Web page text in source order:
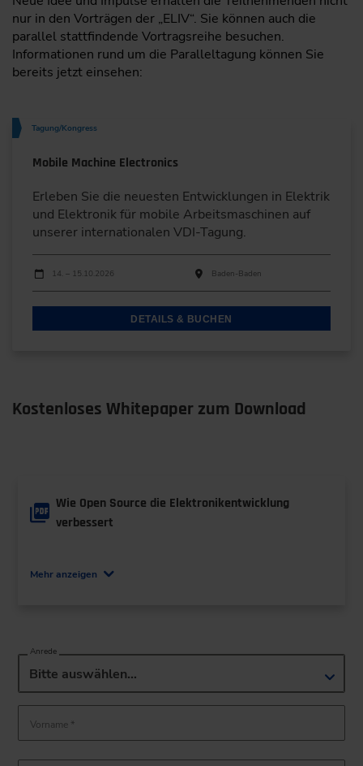
nur in den Vorträgen der „ELIV“. Sie können auch die
parallel stattfindende Vortragsreihe besuchen.
Informationen rund um die Paralleltagung können Sie
bereits jetzt einsehen:
Tagung/Kongress
Mobile Machine Electronics
Erleben Sie die neuesten Entwicklungen in Elektrik
und Elektronik für mobile Arbeitsmaschinen auf
unserer internationalen VDI-Tagung.
Durchführungen
Veranstaltungsdatum
14. – 15.10.2026 Baden-Baden
DETAILS & BUCHEN
Kostenloses Whitepaper zum Download
Wie Open Source die Elektronikentwicklung
verbessert
Mehr anzeigen
Bitte auswählen…
Anrede
Vorname *